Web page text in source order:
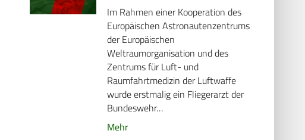
Im Rahmen einer Kooperation des
Europäischen Astronautenzentrums
der Europäischen
Weltraumorganisation und des
Zentrums für Luft- und
Raumfahrtmedizin der Luftwaffe
wurde erstmalig ein Fliegerarzt der
Bundeswehr…
Mehr